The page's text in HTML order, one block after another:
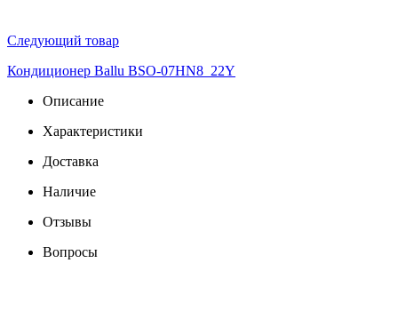
Следующий товар
Кондиционер Ballu BSO-07HN8_22Y
Описание
Характеристики
Доставка
Наличие
Отзывы
Вопросы